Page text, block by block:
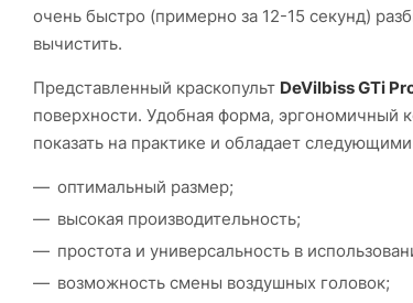
очень быстро (примерно за 12-15 секунд)
вычистить.
Представленный краскопульт DeVilbiss GTi
поверхности. Удобная форма, эргономичный
показать на практике и обладает
оптимальный размер;
высокая производительность;
простота и универсальность в
возможность смены воздушных головок;